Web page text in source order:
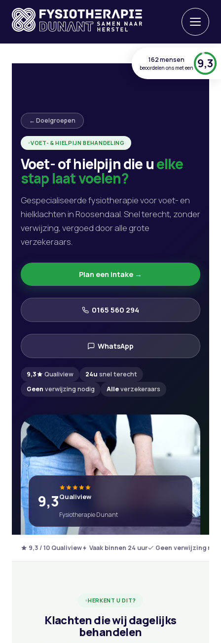
162 mensen
beoordelen ons met een 9,3
← Doelgroepen
VOET- & HIELPIJN BEHANDELING
Voet- of hielpijn die uelke
stap laat voelen?
Gespecialiseerde fysiotherapie voor voet- en
hielklachten in Roosendaal. Snel terecht, zonder
verwijzing, vergoed door alle grote
verzekeraars.
Plan een intake →
0165 560 294
WhatsApp
9,3 Qualiview 24u snel terecht
Geen verwijzing nodig Alleverzekeraars
9,3Qualiview
Fysiotherapie Dunant
9,3 / 10 Qualiview Vaak binnen 24 uur Geen verwijzing
HERKENT U DIT?
Klachten die wij dagelijks
behandelen